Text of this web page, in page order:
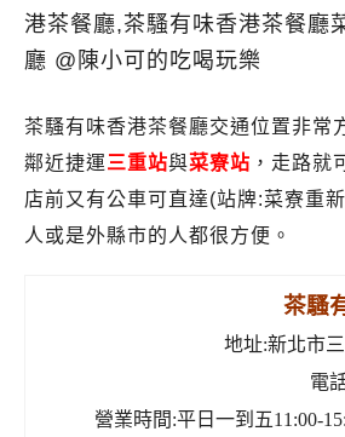
茶騷有味香港茶餐廳交通位置非常
鄰近捷運三重站與菜寮站 ，走路就
店前又有公車可直達(站牌:菜寮重
人或是外縣市的人都很方便。
茶騷
地址:新北市
電
營業時間:平日一到五11:00-